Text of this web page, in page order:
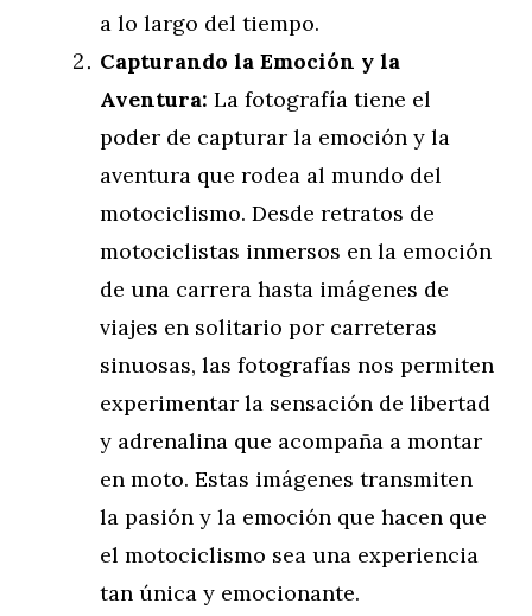
a lo largo del tiempo.
Capturando la Emoción y la
Aventura: La fotografía tiene el
poder de capturar la emoción y la
aventura que rodea al mundo del
motociclismo. Desde retratos de
motociclistas inmersos en la emoción
de una carrera hasta imágenes de
viajes en solitario por carreteras
sinuosas, las fotografías nos permiten
experimentar la sensación de libertad
y adrenalina que acompaña a montar
en moto. Estas imágenes transmiten
la pasión y la emoción que hacen que
el motociclismo sea una experiencia
tan única y emocionante.